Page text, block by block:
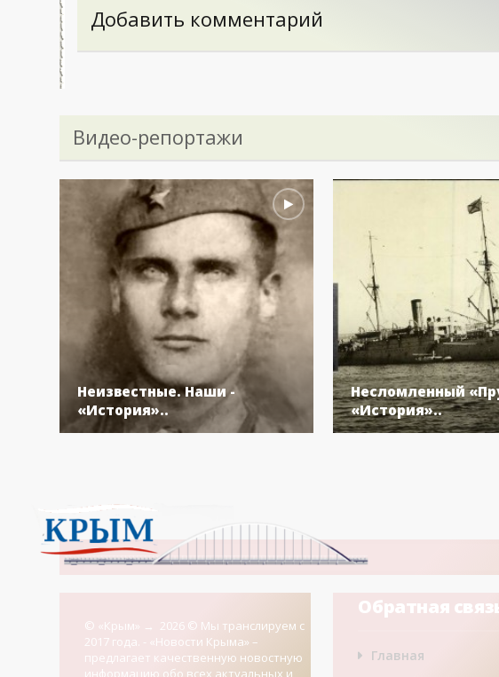
Добавить комментарий
Видео-репортажи
Неизвестные. Наши -
«История»..
Несломленный
«История»..
© «Крым» → 2026 © Мы транслируем с
2017 года. - «Новости Крыма» –
предлагает качественную новостную
информацию обо всех актуальных и
Обратная
Главная